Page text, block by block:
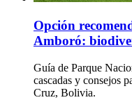
Opción
Amboró:
Guía de Parque
cascadas y consejos
Cruz, Bolivia.